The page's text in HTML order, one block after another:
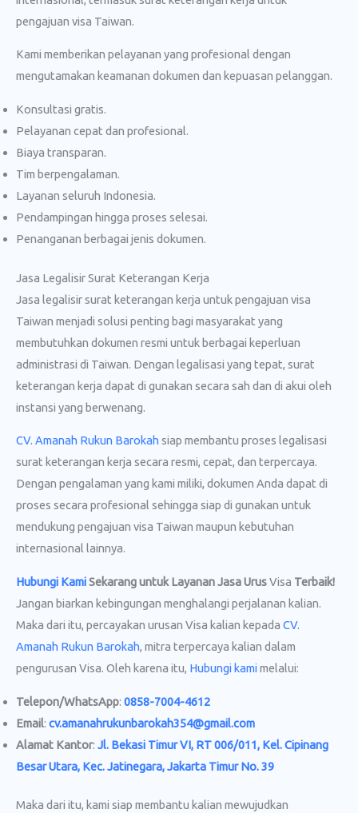
pengajuan visa Taiwan.
Kami memberikan pelayanan yang profesional dengan
mengutamakan keamanan dokumen dan kepuasan pelanggan.
Konsultasi gratis.
Pelayanan cepat dan profesional.
Biaya transparan.
Tim berpengalaman.
Layanan seluruh Indonesia.
Pendampingan hingga proses selesai.
Penanganan berbagai jenis dokumen.
Jasa Legalisir Surat Keterangan Kerja
Jasa legalisir surat keterangan kerja untuk pengajuan visa
Taiwan menjadi solusi penting bagi masyarakat yang
membutuhkan dokumen resmi untuk berbagai keperluan
administrasi di Taiwan. Dengan legalisasi yang tepat, surat
keterangan kerja dapat di gunakan secara sah dan di akui oleh
instansi yang berwenang.
CV. Amanah Rukun Barokah siap membantu proses legalisasi
surat keterangan kerja secara resmi, cepat, dan terpercaya.
Dengan pengalaman yang kami miliki, dokumen Anda dapat di
proses secara profesional sehingga siap di gunakan untuk
mendukung pengajuan visa Taiwan maupun kebutuhan
internasional lainnya.
Hubungi KamiSekarang untuk Layanan Jasa UrusVisa Terbaik!
Jangan biarkan kebingungan menghalangi perjalanan kalian.
Maka dari itu, percayakan urusan Visa kalian kepada CV.
Amanah Rukun Barokah, mitra terpercaya kalian dalam
pengurusan Visa. Oleh karena itu, Hubungi kamimelalui:
Telepon/WhatsApp: 0858-7004-4612
Email: cv.amanahrukunbarokah354@gmail.com
Alamat Kantor: Jl. Bekasi Timur VI, RT 006/011, Kel. Cipinang
Besar Utara, Kec. Jatinegara, Jakarta Timur No. 39
Maka dari itu, kami siap membantu kalian mewujudkan